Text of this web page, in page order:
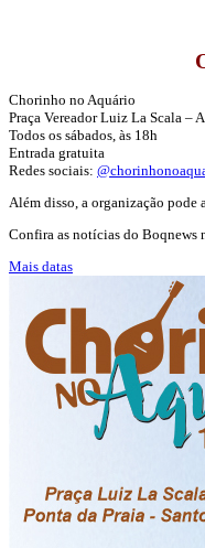
Chorinho no Aquário
Praça Vereador Luiz La Scala –
Todos os sábados, às 18h
Entrada gratuita
Redes sociais:
Além disso, a organização pode
Confira as notícias do Boqnews
Mais datas